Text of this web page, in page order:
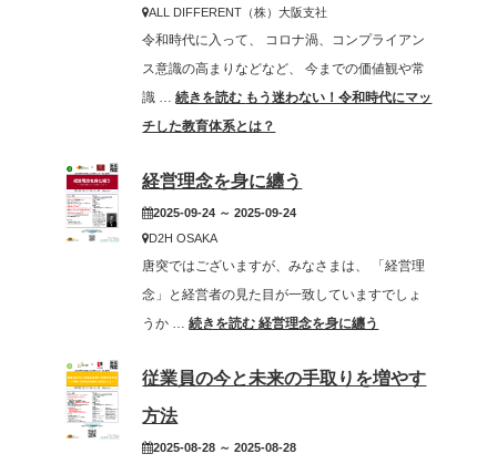
ALL DIFFERENT（株）大阪支社
令和時代に入って、 コロナ渦、コンプライアン
ス意識の高まりなどなど、 今までの価値観や常
識 …続きを読む もう迷わない！令和時代にマッ
チした教育体系とは？
経営理念を身に纏う
2025-09-24 ～ 2025-09-24
D2H OSAKA
唐突ではございますが、みなさまは、 「経営理
念」と経営者の見た目が一致していますでしょ
うか …続きを読む経営理念を身に纏う
従業員の今と未来の手取りを増やす
方法
2025-08-28 ～ 2025-08-28